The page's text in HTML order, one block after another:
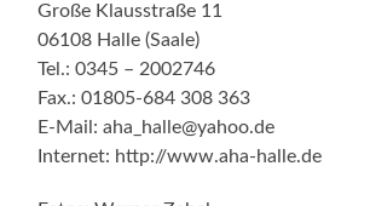
Große Klausstraße 11
06108 Halle (Saale)
Tel.: 0345 – 2002746
Fax.: 01805-684 308 363
E-Mail: aha_halle@yahoo.de
Internet: http://www.aha-halle.de